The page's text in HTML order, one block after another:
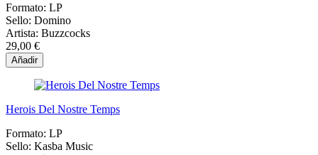
Formato: LP
Sello: Domino
Artista: Buzzcocks
29,00 €
Añadir
Herois Del Nostre Temps
Formato: LP
Sello: Kasba Music